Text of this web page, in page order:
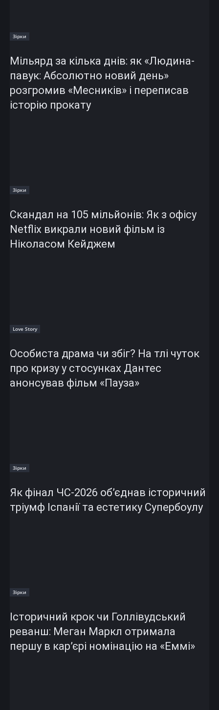
Зірки
Мільярд за кілька днів: як «Людина-
павук: Абсолютно новий день»
розгромив «Месників» і переписав
історію прокату
Зірки
Скандал на 105 мільйонів: Як з офісу
Netflix викрали новий фільм із
Ніколасом Кейджем
Love Story
Особиста драма чи збіг? На тлі чуток
про кризу у стосунках Дантес
анонсував фільм «Пауза»
Зірки
Як фінал ЧС-2026 об’єднав історичний
тріумф Іспанії та естетику Супербоулу
Зірки
Історичний крок чи Голлівудський
реванш: Меган Маркл отримала
першу в кар’єрі номінацію на «Еммі»